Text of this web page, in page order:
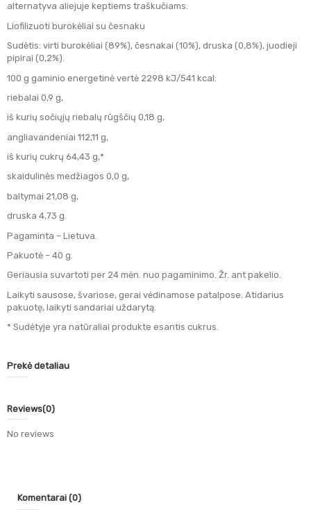
alternatyva aliejuje keptiems traškučiams.
Liofilizuoti burokėliai su česnaku
Sudėtis: virti burokėliai (89%), česnakai (10%), druska (0,8%), juodieji
pipirai (0,2%).
100 g gaminio energetinė vertė 2298 kJ/541 kcal:
riebalai 0,9 g,
iš kurių sočiųjų riebalų rūgščių 0,18 g,
angliavandeniai 112,11 g,
iš kurių cukrų 64,43 g,*
skaidulinės medžiagos 0,0 g,
baltymai 21,08 g,
druska 4,73 g.
Pagaminta – Lietuva.
Pakuotė – 40 g.
Geriausia suvartoti per 24 mėn. nuo pagaminimo. Žr. ant pakelio.
Laikyti sausose, švariose, gerai vėdinamose patalpose. Atidarius
pakuotę, laikyti sandariai uždarytą.
* Sudėtyje yra natūraliai produkte esantis cukrus.
Prekė detaliau
Reviews(0)
No reviews
Komentarai (0)